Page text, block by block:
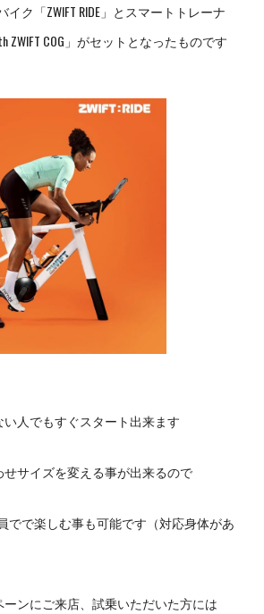
イク「ZWIFT RIDE」とスマートトレーナ
ZWIFT COG」がセットとなったものです
人でもすぐスタート出来ます
サイズを変える事が出来るので
でで楽しむ事も可能です（対応身体があ
ンにご来店、試乗いただいた方には